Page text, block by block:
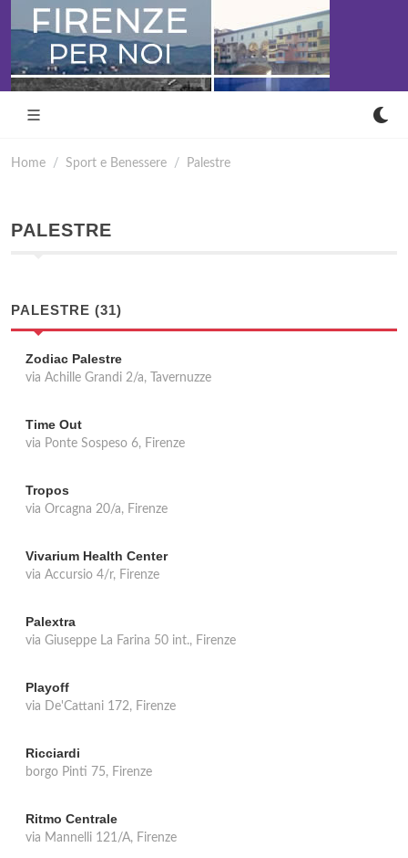
Home Sport e Benessere Palestre
PALESTRE
PALESTRE (31)
Zodiac Palestre
via Achille Grandi 2/a, Tavernuzze
Time Out
via Ponte Sospeso 6, Firenze
Tropos
via Orcagna 20/a, Firenze
Vivarium Health Center
via Accursio 4/r, Firenze
Palextra
via Giuseppe La Farina 50 int., Firenze
Playoff
via De'Cattani 172, Firenze
Ricciardi
borgo Pinti 75, Firenze
Ritmo Centrale
via Mannelli 121/A, Firenze